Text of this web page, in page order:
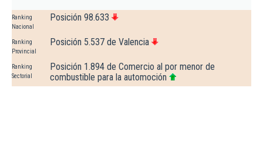
Ranking
Nacional
Posición 98.633
Ranking
Provincial
Posición 5.537 de Valencia
Ranking
Sectorial
Posición 1.894 de Comercio al por menor de
combustible para la automoción